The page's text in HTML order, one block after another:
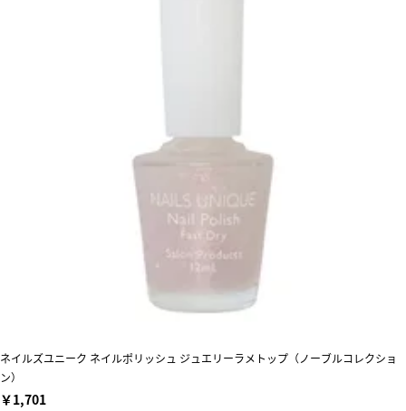
ネイルズユニーク ネイルポリッシュ ジュエリーラメトップ（ノーブルコレクショ
ン）
￥1,701